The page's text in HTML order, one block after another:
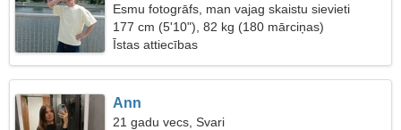
Esmu fotogrāfs, man vajag skaistu sievieti
177 cm (5'10"), 82 kg (180 mārciņas)
Īstas attiecības
Ann
21 gadu vecs, Svari